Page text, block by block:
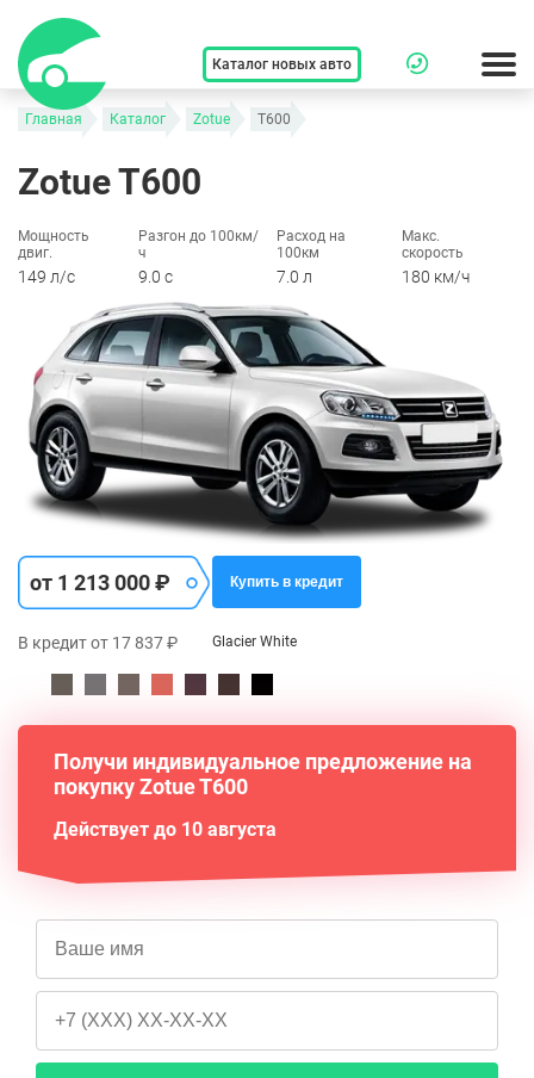
Каталог новых авто
Главная Каталог Zotue T600
Zotue T600
Мощность
двиг.
149 л/c
Разгон до 100км/
ч
9.0 c
Расход на
100км
7.0 л
Макс.
скорость
180 км/ч
от 1 213 000 ₽
В кредит от 17 837 ₽
Купить в кредит
Glacier White
Получи индивидуальное предложение на
покупку Zotue T600
Действует до 10 августа